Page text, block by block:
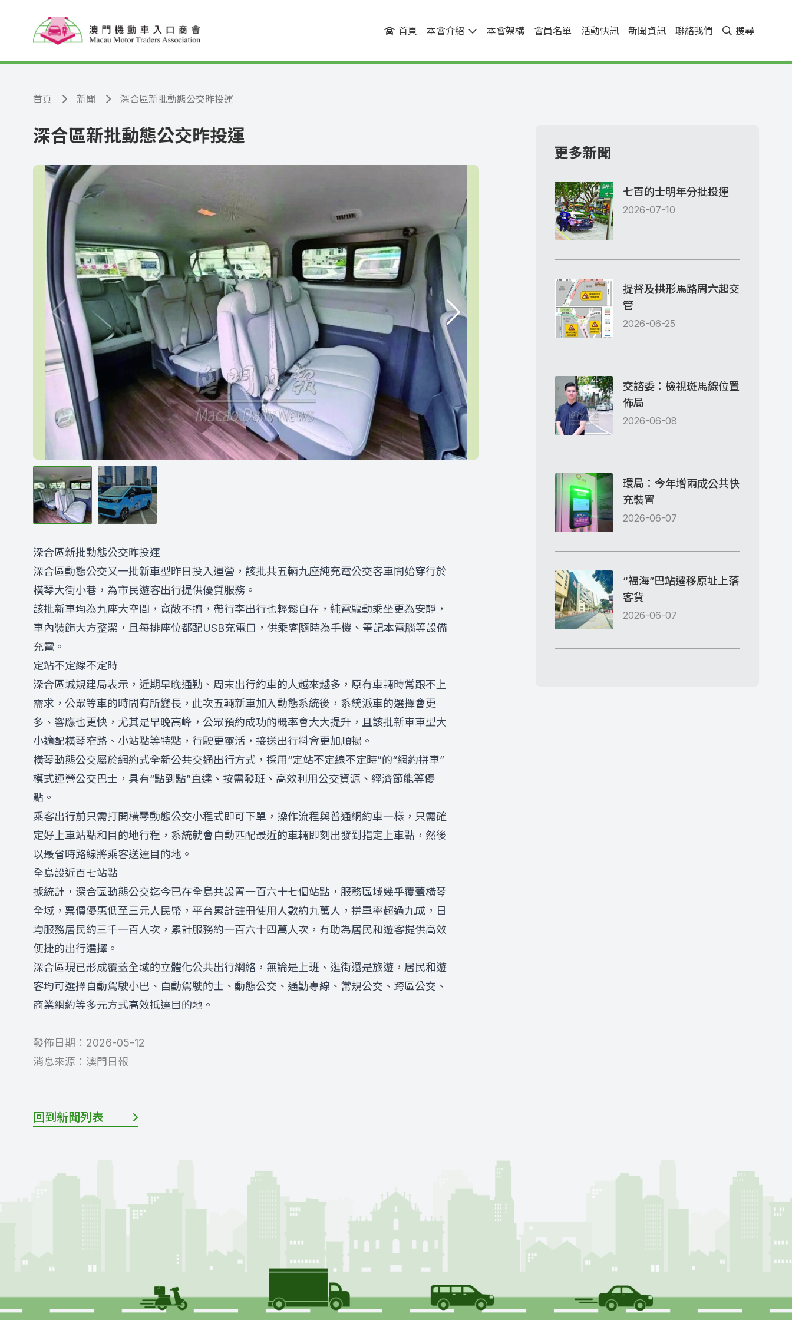
首頁 本會介紹 本會架構 會員名單 活動快訊 新聞資訊 聯絡我們 搜尋
首頁 新聞 深合區新批動態公交昨投運
深合區新批動態公交昨投運
深合區新批動態公交昨投運
深合區動態公交又一批新車型昨日投入運營，該批共五輛九座純充電公交客車開始穿行於
橫琴大街小巷，為市民遊客出行提供優質服務。
該批新車均為九座大空間，寬敞不擠，帶行李出行也輕鬆自在，純電驅動乘坐更為安靜，
車內裝飾大方整潔，且每排座位都配USB充電口，供乘客隨時為手機、筆記本電腦等設備
充電。
定站不定線不定時
深合區城規建局表示，近期早晚通勤、周末出行約車的人越來越多，原有車輛時常跟不上
需求，公眾等車的時間有所變長，此次五輛新車加入動態系統後，系統派車的選擇會更
多、響應也更快，尤其是早晚高峰，公眾預約成功的概率會大大提升，且該批新車車型大
小適配橫琴窄路、小站點等特點，行駛更靈活，接送出行料會更加順暢。
橫琴動態公交屬於網約式全新公共交通出行方式，採用“定站不定線不定時”的“網約拼車”
模式運營公交巴士，具有“點到點”直達、按需發班、高效利用公交資源、經濟節能等優
點。
乘客出行前只需打開橫琴動態公交小程式即可下單，操作流程與普通網約車一樣，只需確
定好上車站點和目的地行程，系統就會自動匹配最近的車輛即刻出發到指定上車點，然後
以最省時路線將乘客送達目的地。
全島設近百七站點
據統計，深合區動態公交迄今已在全島共設置一百六十七個站點，服務區域幾乎覆蓋橫琴
全域，票價優惠低至三元人民幣，平台累計註冊使用人數約九萬人，拼單率超過九成，日
均服務居民約三千一百人次，累計服務約一百六十四萬人次，有助為居民和遊客提供高效
便捷的出行選擇。
深合區現已形成覆蓋全域的立體化公共出行網絡，無論是上班、逛街還是旅遊，居民和遊
客均可選擇自動駕駛小巴、自動駕駛的士、動態公交、通勤專線、常規公交、跨區公交、
商業網約等多元方式高效抵達目的地。
發佈日期︰ 2026-05-12
消息來源︰ 澳門日報
回到新聞列表
更多新聞
七百的士明年分批投運
2026-07-10
提督及拱形馬路周六起交
管
2026-06-25
交諮委：檢視斑馬線位置
佈局
2026-06-08
環局：今年增兩成公共快
充裝置
2026-06-07
“福海”巴站遷移原址上落
客貨
2026-06-07